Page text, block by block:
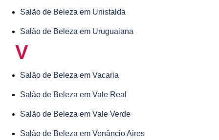
Salão de Beleza em Unistalda
Salão de Beleza em Uruguaiana
V
Salão de Beleza em Vacaria
Salão de Beleza em Vale Real
Salão de Beleza em Vale Verde
Salão de Beleza em Venâncio Aires